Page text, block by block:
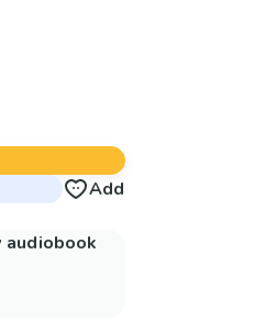
Add
audiobook